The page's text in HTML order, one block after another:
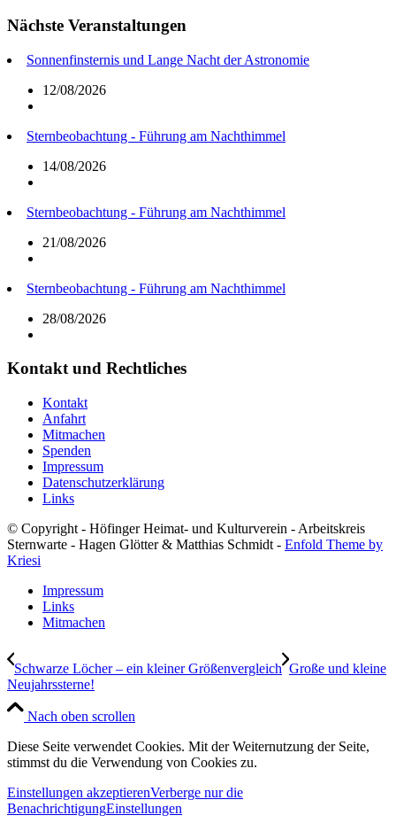
Nächste Veranstaltungen
Sonnenfinsternis und Lange Nacht der Astronomie
12/08/2026
Sternbeobachtung - Führung am Nachthimmel
14/08/2026
Sternbeobachtung - Führung am Nachthimmel
21/08/2026
Sternbeobachtung - Führung am Nachthimmel
28/08/2026
Kontakt und Rechtliches
Kontakt
Anfahrt
Mitmachen
Spenden
Impressum
Datenschutzerklärung
Links
© Copyright - Höfinger Heimat- und Kulturverein - Arbeitskreis
Sternwarte - Hagen Glötter & Matthias Schmidt - Enfold Theme by
Kriesi
Impressum
Links
Mitmachen
Schwarze Löcher – ein kleiner Größenvergleich Große und kleine
Neujahrssterne!
Nach oben scrollen
Diese Seite verwendet Cookies. Mit der Weiternutzung der Seite,
stimmst du die Verwendung von Cookies zu.
Einstellungen akzeptierenVerberge nur die
BenachrichtigungEinstellungen